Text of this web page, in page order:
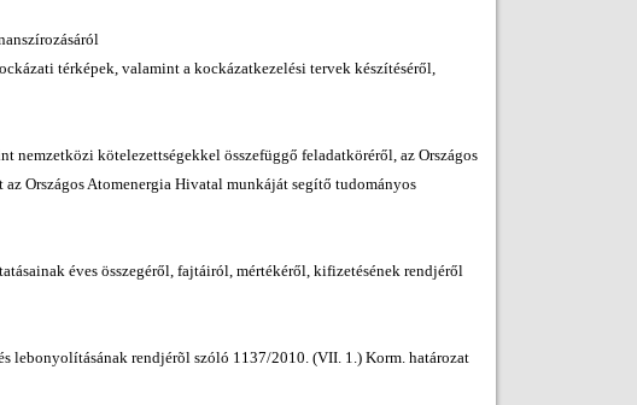
térképek, valamint a kockázatkezelési tervek készítéséről,
nemzetközi kötelezettségekkel összefüggő feladatköréről, az Országos
Országos Atomenergia Hivatal munkáját segítő tudományos
éves összegéről, fajtáiról, mértékéről, kifizetésének rendjéről
lebonyolításának rendjérõl szóló 1137/2010. (VII. 1.) Korm. határozat